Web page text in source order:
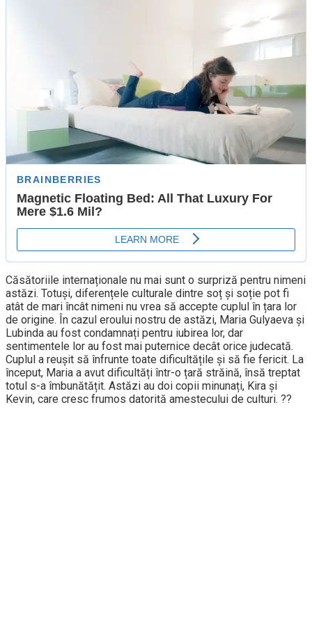
Căsătoriile internaționale nu mai sunt o surpriză pentru nimeni
astăzi. Totuși, diferențele culturale dintre soț și soție pot fi
atât de mari încât nimeni nu vrea să accepte cuplul în țara lor
de origine. În cazul eroului nostru de astăzi, Maria Gulyaeva și
Lubinda au fost condamnați pentru iubirea lor, dar
sentimentele lor au fost mai puternice decât orice judecată.
Cuplul a reușit să înfrunte toate dificultățile și să fie fericit. La
început, Maria a avut dificultăți într-o țară străină, însă treptat
totul s-a îmbunătățit. Astăzi au doi copii minunați, Kira și
Kevin, care cresc frumos datorită amestecului de culturi. ??